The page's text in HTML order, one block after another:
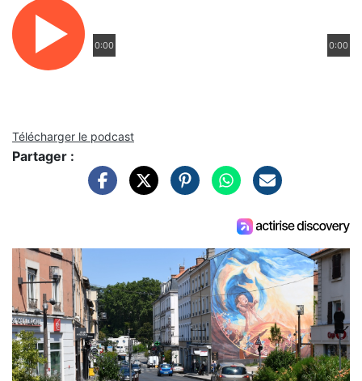
0:00 0:00
Télécharger le podcast
Partager :